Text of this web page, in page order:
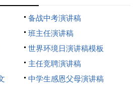
备战中考演讲稿
班主任演讲稿
世界环境日演讲稿模板
主任竞聘演讲稿
中学生感恩父母演讲稿